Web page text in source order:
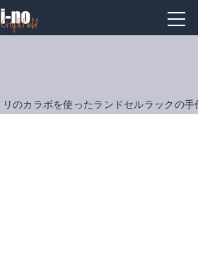
のカラボを使ったランドセルラックの手